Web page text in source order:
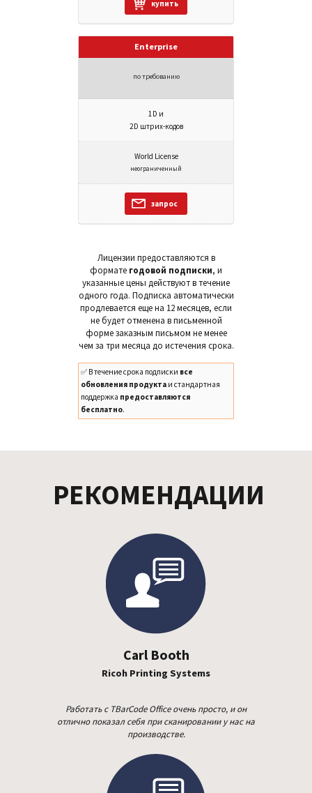
купить
Enterprise
по требованию
1D и
2D штрих-кодов
World License
неограниченный
запрос
Лицензии предоставляются в
формате годовой подписки, и
указанные цены действуют в течение
одного года. Подписка автоматически
продлевается еще на 12 месяцев, если
не будет отменена в письменной
форме заказным письмом не менее
чем за три месяца до истечения срока.
✅ В течение срока подписки все
обновления продукта и стандартная
поддержка предоставляются
бесплатно.
РЕКОМЕНДАЦИИ
Carl Booth
Ricoh Printing Systems
Работать с TBarCode Office очень просто, и он
отлично показал себя при сканировании у нас на
производстве.